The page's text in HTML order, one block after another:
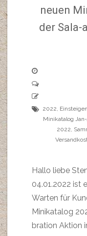
neuen
der Sala-
2022,
Minikatalog
2022,
Hallo liebe
04.01.2022 ist
Warten für
Minikatalog
bration Aktion